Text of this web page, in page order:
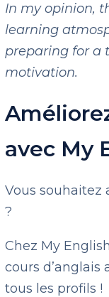
In my opinion,
learning
preparing for a
motivation.
avec My
Vous souhaitez
?
Chez My
cours
tous les profils !